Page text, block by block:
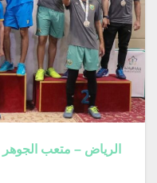
الرياض – متعب الجوهر